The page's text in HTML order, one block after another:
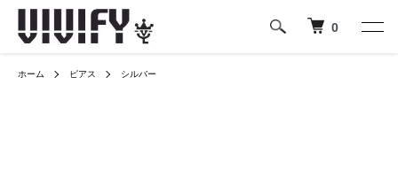
0
ホーム ピアス シルバー